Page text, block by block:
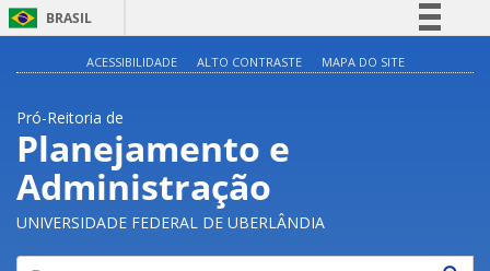
BRASIL
Acesso à informação
ACESSIBILIDADE ALTO CONTRASTE MAPA DO SITE
Pró-Reitoria de
Planejamento e
Administração
UNIVERSIDADE FEDERAL DE UBERLÂNDIA